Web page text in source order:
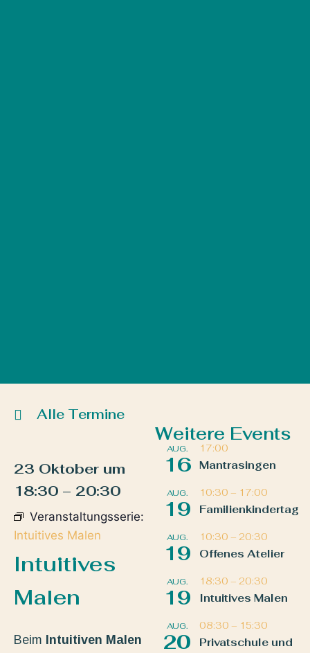
Alle Termine
23 Oktober um
18:30 – 20:30
Veranstaltungsserie:
Intuitives Malen
Intuitives
Malen
Beim Intuitiven Malen
Weitere Events
AUG.
16
17:00
Mantrasingen
AUG.
19
10:30 – 17:00
Familienkindertag
AUG.
19
10:30 – 20:30
Offenes Atelier
AUG.
19
18:30 – 20:30
Intuitives Malen
AUG.
20
08:30 – 15:30
Privatschule und